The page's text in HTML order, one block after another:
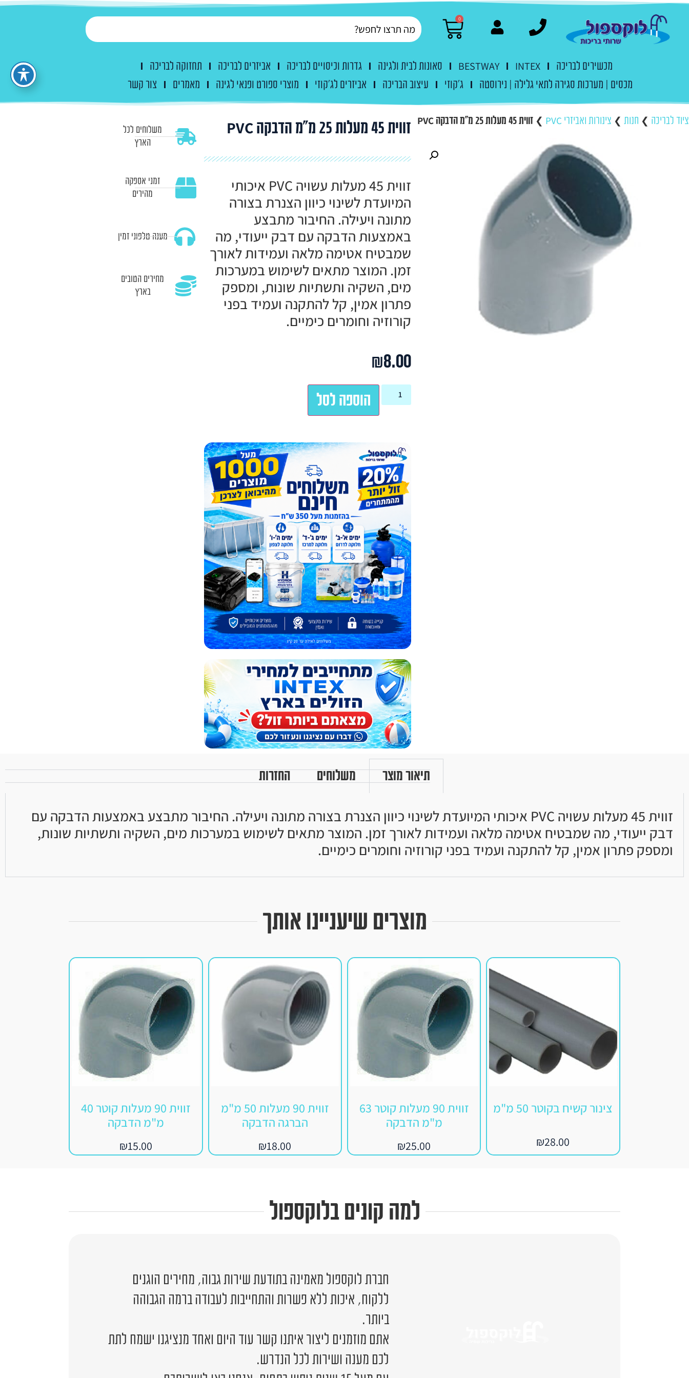
0
מכשירים לבריכה INTEX
BESTWAY סאונות לבית ולגינה גדרות וכיסויים לבריכה אביזרים לבריכה
תחזוקה לבריכה
מכסים | מערכות סגירה לתאי גלילה | נירוסטה
ג'קוזי עיצוב הבריכה אביזרים לג'קוזי מוצרי ספורט ופנאי לגינה מאמרים צור קשר
ציוד לבריכה ❯ חנות ❯ צינורות ואביזרי PVC ❯ זווית 45 מעלות 25 מ"מ הדבקה PVC זווית 45 מעלות 25 מ"מ הדבקה PVC
זווית 45 מעלות עשויה PVC איכותי
המיועדת לשינוי כיוון הצנרת בצורה
מתונה ויעילה. החיבור מתבצע
באמצעות הדבקה עם דבק ייעודי, מה
שמבטיח אטימה מלאה ועמידות לאורך
זמן. המוצר מתאים לשימוש במערכות
מים, השקיה ותשתיות שונות, ומספק
פתרון אמין, קל להתקנה ועמיד בפני
קורוזיה וחומרים כימיים.
₪8.00
הוספה לסל
משלוחים לכל
הארץ
זמני אספקה
מהירים
מענה טלפוני זמין
מחירים הטובים
בארץ
תיאור מוצר משלוחים החזרות
זווית 45 מעלות עשויה PVC איכותי המיועדת לשינוי כיוון הצנרת בצורה מתונה ויעילה. החיבור מתבצע באמצעות הדבקה עם
דבק ייעודי, מה שמבטיח אטימה מלאה ועמידות לאורך זמן. המוצר מתאים לשימוש במערכות מים, השקיה ותשתיות שונות,
ומספק פתרון אמין, קל להתקנה ועמיד בפני קורוזיה וחומרים כימיים.
מוצרים שיעניינו אותך
צינור קשיח בקוטר 50 מ"מ
₪28.00
זווית 90 מעלות קוטר 63
מ"מ הדבקה
₪25.00
זווית 90 מעלות 50 מ"מ
הברגה הדבקה
₪18.00
זווית 90 מעלות קוטר 40
מ"מ הדבקה
₪15.00
למה קונים בלוקספול
חברת לוקספול מאמינה בתודעת שירות גבוה, מחירים הוגנים
ללקוח, איכות ללא פשרות והתחייבות לעבודה ברמה הגבוהה
ביותר.
אתם מוזמנים ליצור איתנו קשר עוד היום ואחד מנציגנו ישמח לתת
לכם מענה ושירות לכל הנדרש.